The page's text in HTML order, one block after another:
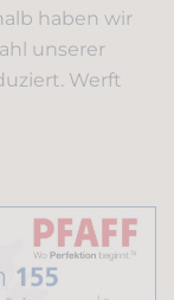
haben wir
unserer
Werft